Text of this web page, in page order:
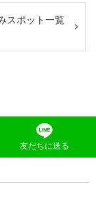
スポット一覧
友だちに送る